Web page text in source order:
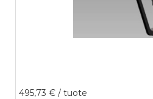
495,73 € / tuote